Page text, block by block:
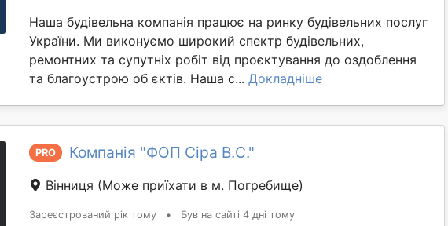
Наша будівельна компанія працює на ринку будівельних послуг
України. Ми виконуємо широкий спектр будівельних,
ремонтних та супутніх робіт від проєктування до оздоблення
та благоустрою об єктів. Наша с... Докладніше
PRO Компанія "ФОП Сіра В.С."
Вінниця (Може приїхати в м. Погребище)
Зареєстрований рік тому • Був на сайті 4 дні тому